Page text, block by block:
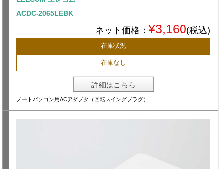
ACDC-2065LEBK
ネット価格： ¥3,160(税込)
在庫状況
在庫なし
詳細はこちら
ノートパソコン用ACアダプタ（回転スイングプラグ）